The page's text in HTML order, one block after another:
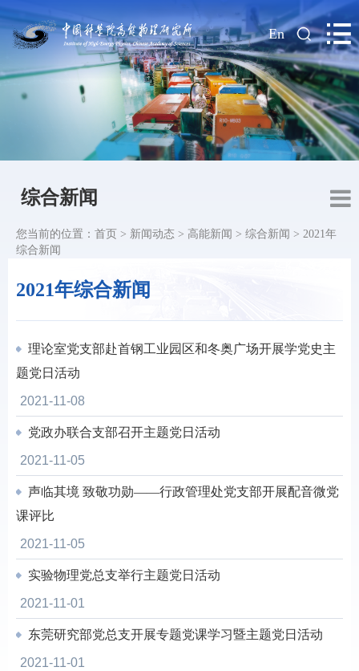
| En
综合新闻
2021年综合新闻
您当前的位置： 首页 > 新闻动态 > 高能新闻 > 综合新闻 > 2021年
综合新闻
理论室党支部赴首钢工业园区和冬奥广场开展学党史主
题党日活动
2021-11-08
党政办联合支部召开主题党日活动
2021-11-05
声临其境 致敬功勋——行政管理处党支部开展配音微党
课评比
2021-11-05
实验物理党总支举行主题党日活动
2021-11-01
东莞研究部党总支开展专题党课学习暨主题党日活动
2021-11-01